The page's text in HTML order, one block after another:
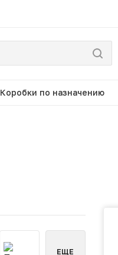
Коробки по назначению
ЕЩЕ